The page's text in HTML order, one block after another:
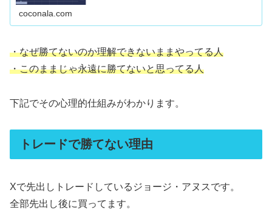
coconala.com
・なぜ勝てないのか理解できないままやってる人
・このままじゃ永遠に勝てないと思ってる人
下記でその心理的仕組みがわかります。
トレードで勝てない理由
Xで先出しトレードしているジョージ・アヌスです。
全部先出し後に買ってます。